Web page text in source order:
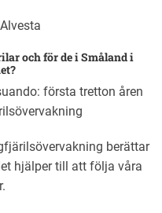
och för de i Småland i
första tretton åren
berättar
hjälper till att följa våra